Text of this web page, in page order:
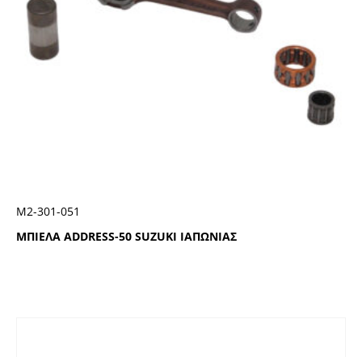
ΜΠΙΕΛΑ ADDRESS-50 SUZUKI ΙΑΠΩΝΙΑΣ
Μ2-301-051